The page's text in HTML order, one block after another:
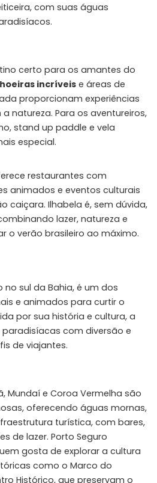
com suas águas
certo para os amantes do
incríveis e áreas de
proporcionam experiências
natureza. Para os aventureiros,
stand up paddle e vela
especial.
restaurantes com
animados e eventos culturais
caiçara. Ilhabela é, sem dúvida,
lazer, natureza e
o verão brasileiro ao máximo.
no sul da Bahia, é um dos
e animados para curtir o
por sua história e cultura, a
com diversão e
de viajantes.
Mundaí e Coroa Vermelha são
oferecendo águas mornas,
turística, com bares,
de lazer. Porto Seguro
gosta de explorar a cultura
como o Marco do
Histórico, que preservam o